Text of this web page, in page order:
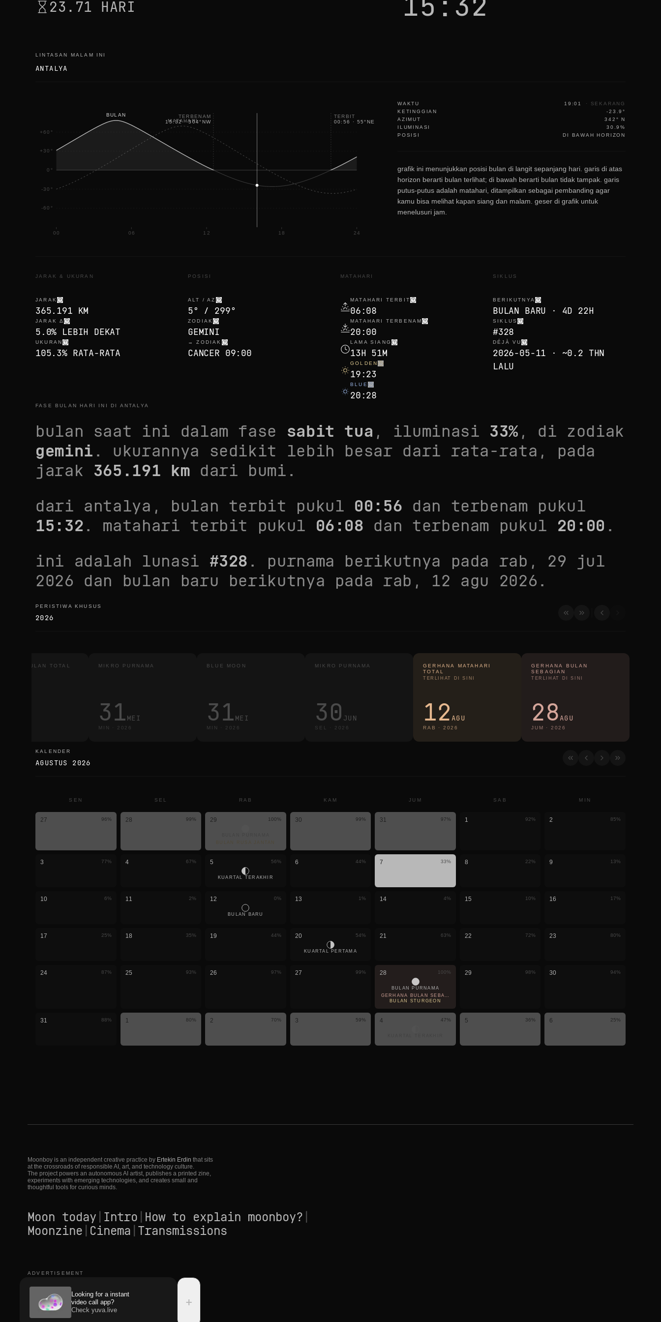
23.71 HARI
LINTASAN MALAM INI
ANTALYA
+60°
+30°
0°
-30°
-60°
00 06 12 18 24
BULAN
MATAHARI
TERBIT
00:56
· 55 °NE
TERBENAM
15:32·304°NW
WAKTU 19:01 ·
SEKARANG
KETINGGIAN
-23.9°
AZIMUT
342° N
ILUMINASI
30.9%
POSISI
DI BAWAH HORIZON
grafik ini menunjukkan posisi bulan di langit sepanjang hari. garis di atas
horizon berarti bulan terlihat; di bawah berarti bulan tidak tampak. garis
putus-putus adalah matahari, ditampilkan sebagai pembanding agar
kamu bisa melihat kapan siang dan malam. geser di grafik untuk
menelusuri jam.
JARAK & UKURAN
JARAK
365.191 KM
JARAK Δ
5.0% LEBIH DEKAT
UKURAN
105.3% RATA-RATA
POSISI
ALT / AZ
5° / 299°
ZODIAK
GEMINI
→ ZODIAK
CANCER 09:00
MATAHARI
MATAHARI TERBIT
06:08
MATAHARI TERBENAM
20:00
LAMA SIANG
13H 51M
GOLDEN
19:23
BLUE
20:28
SIKLUS
BERIKUTNYA
BULAN BARU · 4D 22H
SIKLUS
#328
DÉJÀ VU
2026-05-11 · ~0.2 THN
LALU
FASE BULAN HARI INI DI ANTALYA
bulan saat ini dalam fase sabit tua , iluminasi 33% , di zodiak
gemini . ukurannya sedikit lebih besar dari rata-rata , pada
jarak 365.191 km dari bumi.
dari antalya , bulan terbit pukul 00:56 dan terbenam pukul
15:32. matahari terbit pukul 06:08 dan terbenam pukul 20:00 .
ini adalah lunasi #328 . purnama berikutnya pada rab, 29 jul
2026 dan bulan baru berikutnya pada rab, 12 agu 2026 .
peristiwa khusus
PERISTIWA KHUSUS
2026
BULAN TOTAL MIKRO PURNAMA
31 MEI
MIN · 2026
BLUE MOON
31 MEI
MIN · 2026
MIKRO PURNAMA
30 JUN
SEL · 2026
GERHANA MATAHARI
TOTAL
TERLIHAT DI SINI
12 AGU
RAB · 2026
GERHANA BULAN
SEBAGIAN
TERLIHAT DI SINI
28AGU
JUM · 2026
kalender
KALENDER
AGUSTUS 2026
SEN SEL RAB KAM JUM SAB MIN
27 96% 28 99% 29 100% 30 99% 31 97% 1 92% 2 85%
3 77% 4 67% 5 56%
KUARTAL TERAKHIR
6 44% 7 33% 8 22% 9 13%
10 6% 11 2% 12 0%
BULAN BARU
13 1% 14 4% 15 10% 16 17%
17 25% 18 35% 19 44% 20 54%
KUARTAL PERTAMA
21 63% 22 72% 23 80%
24 87% 25 93% 26 97% 27 99% 28 100%
BULAN PURNAMA
GERHANA BULAN SEBAGIAN · TERLIHAT DI SINI
BULAN STURGEON
29 98% 30 94%
31 88% 1 80% 2 70% 3 59% 4 47% 5 36% 6 25%
Moonboy is an independent creative practice by Ertekin Erdin that sits
at the crossroads of responsible AI, art, and technology culture.
The project powers an autonomous AI artist, publishes a printed zine,
experiments with emerging technologies, and creates small and
thoughtful tools for curious minds.
Moon today Intro How to explain moonboy?
Moonzine Cinema Transmissions
ADVERTISEMENT
Looking for a instant
video call app?
Check yuva.live
+